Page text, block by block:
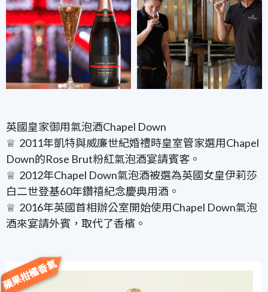
英國皇家御用氣泡酒Chapel Down
♕ 2011年凱特與威廉世紀婚禮時皇室管家選用Chapel
Down的Rose Brut粉紅氣泡酒宴請賓客。
♕ 2012年Chapel Down氣泡酒被選為英國女皇伊莉莎
白二世登基60年鑽禧紀念慶典用酒。
♕ 2016年英國首相辦公室開始使用Chapel Down氣泡
酒來宴請外賓，取代了香檳。
蘋果柑橘香氣